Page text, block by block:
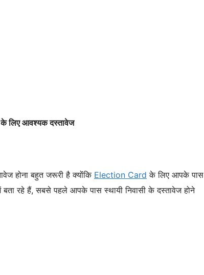
के लिए आवश्यक दस्तावेज
होना बहुत जरूरी है क्योंकि Election Card के लिए आपके पास
बता रहे हैं, सबसे पहले आपके पास स्थायी निवासी के दस्तावेज होने